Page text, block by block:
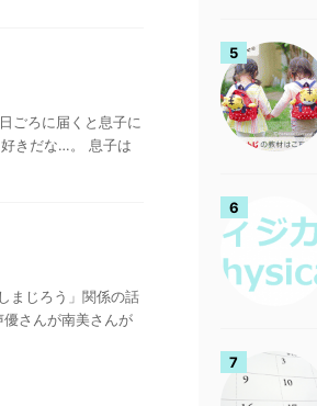
ごろに届くと息子に
きだな…。 息子は
まじろう」関係の話
さんが南美さんが